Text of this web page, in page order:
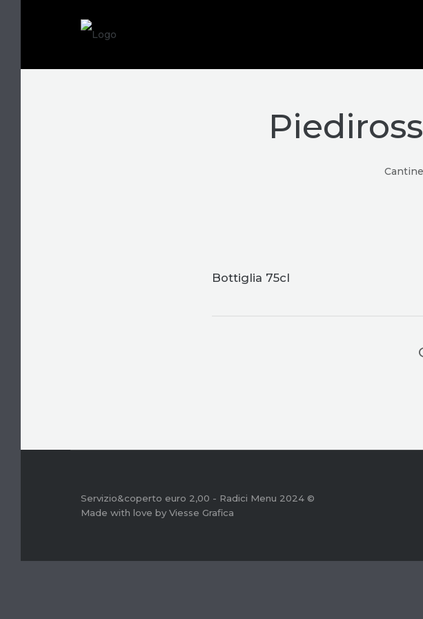
Cantine
Bottiglia 75cl
Servizio&coperto euro 2,00 - Radici Menu 2024 ©
Made with love by Viesse Grafica